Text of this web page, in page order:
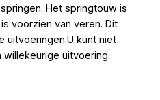
Het springtouw is
voorzien van veren. Dit
uitvoeringen.U kunt niet
uitvoering.